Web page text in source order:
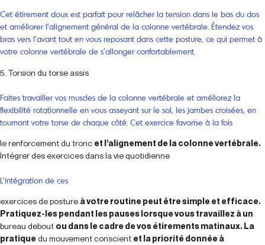
Cet étirement doux est parfait pour relâcher la tension dans le bas du dos
et améliorer l’alignement général de la colonne vertébrale. Étendez vos
bras vers l’avant tout en vous reposant dans cette posture, ce qui permet à
votre colonne vertébrale de s’allonger confortablement.
5. Torsion du torse assis
Faites travailler vos muscles de la colonne vertébrale et améliorez la
flexibilité rotationnelle en vous asseyant sur le sol, les jambes croisées, en
tournant votre torse de chaque côté. Cet exercice favorise à la fois
le renforcement du tronc et l’alignement de la colonne vertébrale.
Intégrer des exercices dans la vie quotidienne
L’intégration de ces
exercices de posture à votre routine peut être simple et efficace.
Pratiquez-les pendant les pauses lorsque vous travaillez à un
bureau debout ou dans le cadre de vos étirements matinaux. La
pratiquedu mouvement conscient et la priorité donnée à